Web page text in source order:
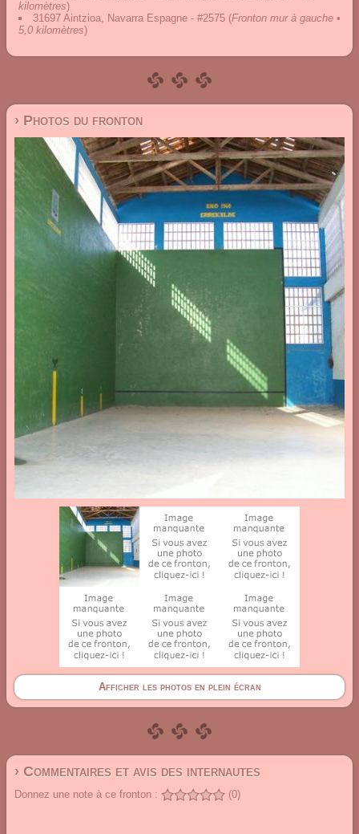
kilomètres)
31697 Aintzioa, Navarra Espagne - #2575 (Fronton mur à gauche •
5,0 kilomètres)
› Photos du fronton
Afficher les photos en plein écran
› Commentaires et avis des internautes
Donnez une note à ce fronton : (0)